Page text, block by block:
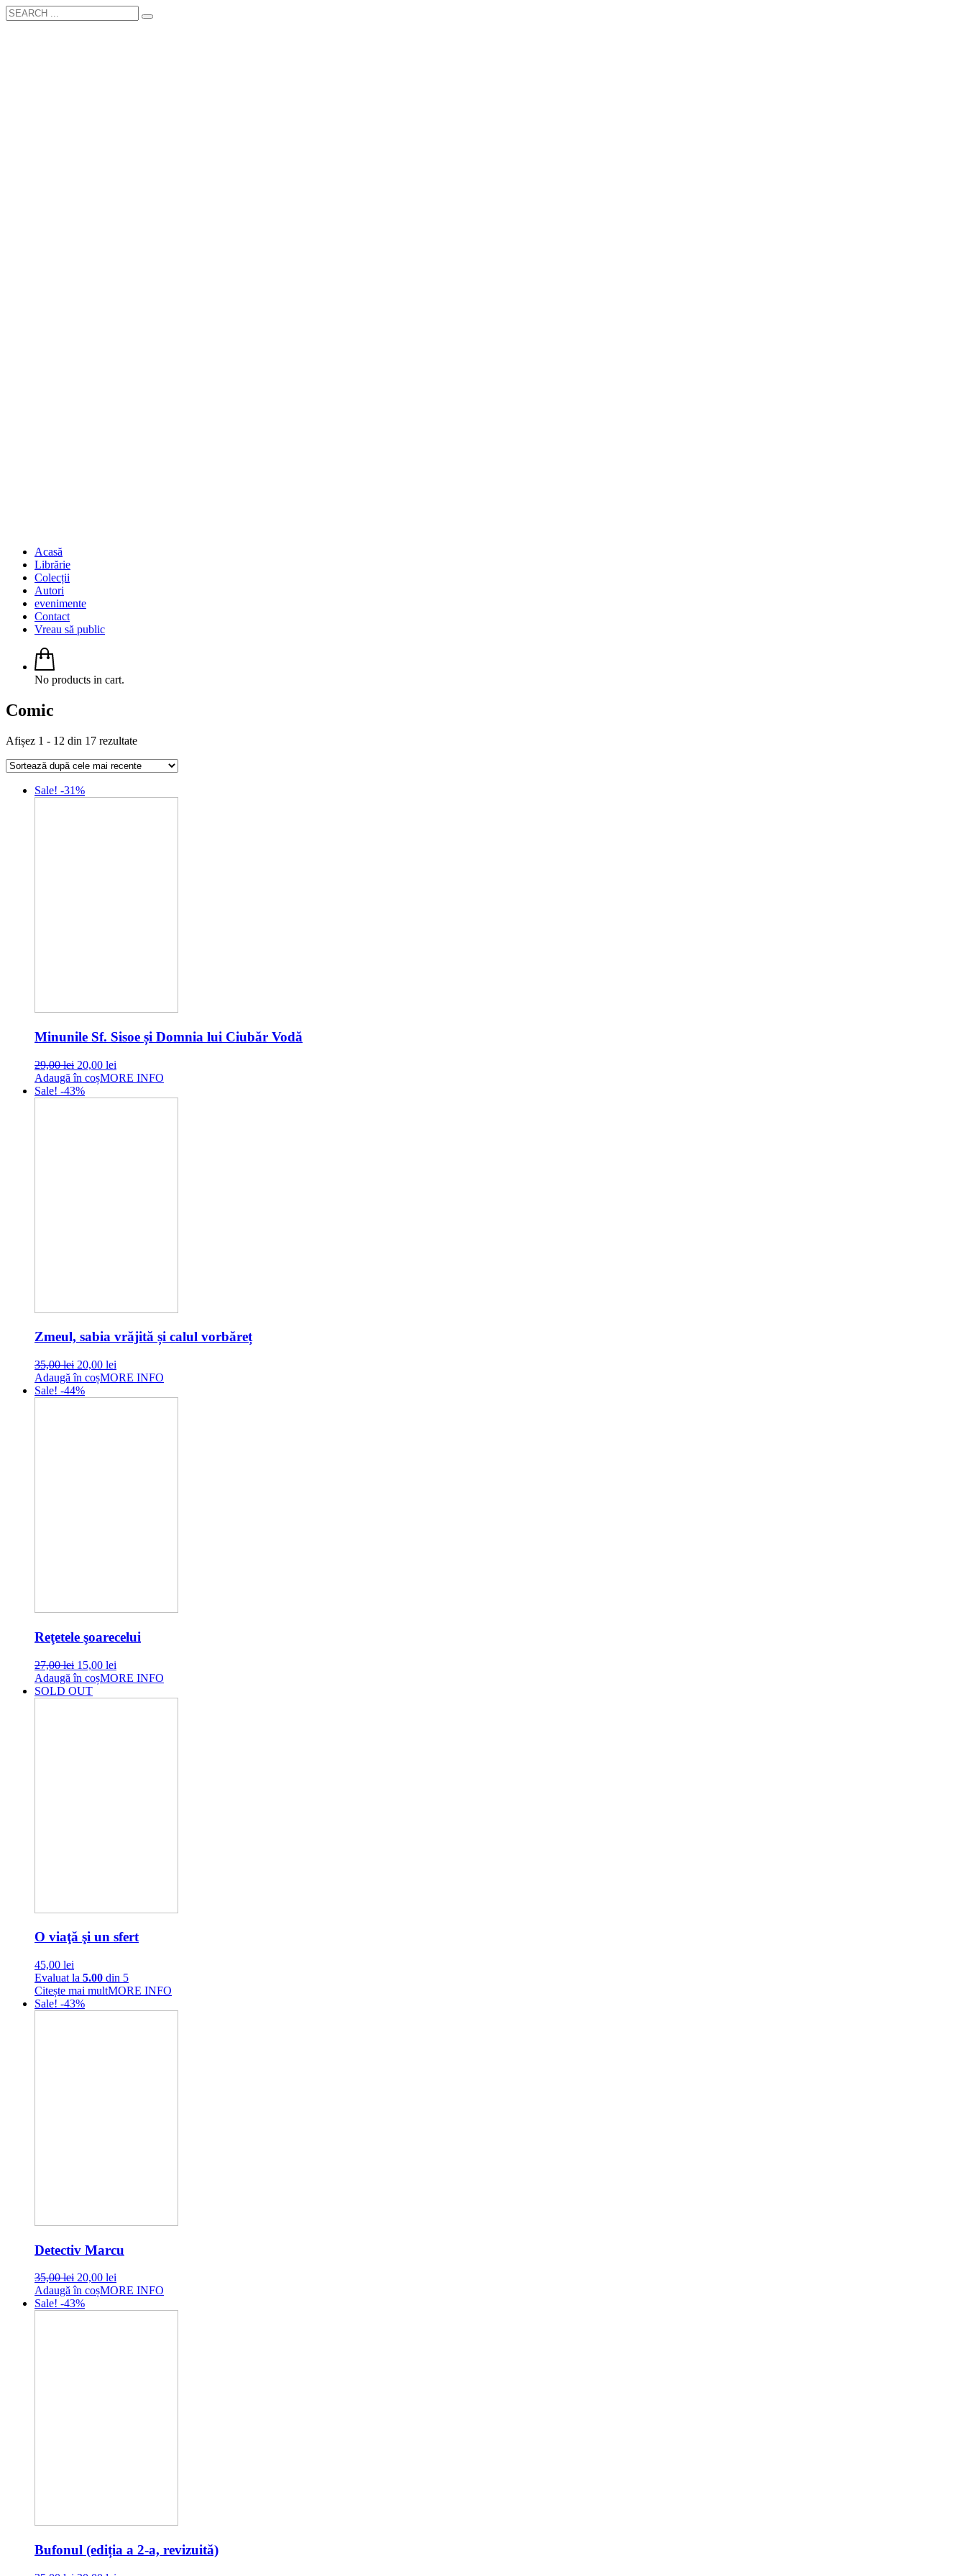
Acasă
Librărie
Colecții
Autori
evenimente
Contact
Vreau să public
No products in cart.
Comic
Afișez 1 - 12 din 17 rezultateSorted
latest
Sale! -31%
Minunile Sf. Sisoe și Domnia lui Ciubăr Vodă
29,00lei Original
price
was:
20,00 lei
price
Adaugă în coșMORE INFO
Sale! -43%
Zmeul, sabia vrăjită și calul vorbăreț
35,00lei Original
price
was:
20,00 lei
price
Adaugă în coșMORE INFO
Sale! -44%
Reţetele şoarecelui
27,00lei Original
price
was:
15,00 lei
price
Adaugă în coșMORE INFO
SOLD OUT
O viaţă şi un sfert
45,00 lei
Evaluat la 5.00 din 5
Citește mai multMORE INFO
Sale! -43%
Detectiv Marcu
35,00lei Original
price
was:
20,00 lei
price
Adaugă în coșMORE INFO
Sale! -43%
Bufonul (ediția a 2-a, revizuită)